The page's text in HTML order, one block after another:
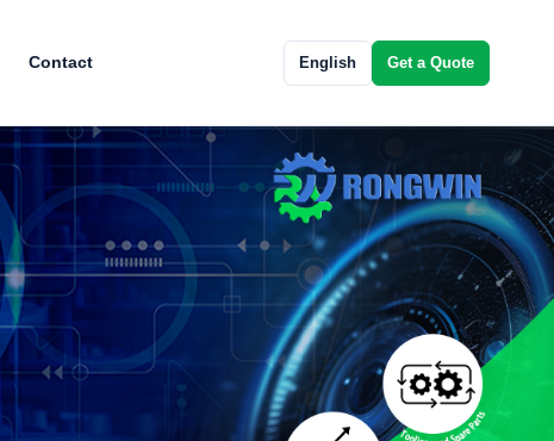
Contact English Get a Quote